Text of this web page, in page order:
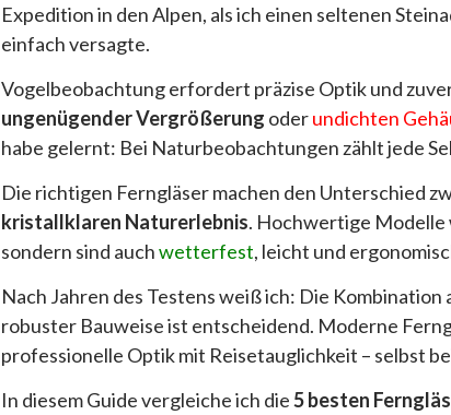
Expedition in den Alpen, als ich einen seltenen
einfach versagte.
Vogelbeobachtung erfordert präzise Optik und
ungenügender Vergrößerung oderundichten
habe gelernt: Bei Naturbeobachtungen zählt jede
Die richtigen Ferngläser machen den Unterschied
kristallklaren Naturerlebnis. Hochwertige Modelle
sondern sind auchwetterfest, leicht und
Nach Jahren des Testens weiß ich: Die Kombination
robuster Bauweise ist entscheidend. Moderne
professionelle Optik mit Reisetauglichkeit – selbst
In diesem Guide vergleiche ich die5 besten